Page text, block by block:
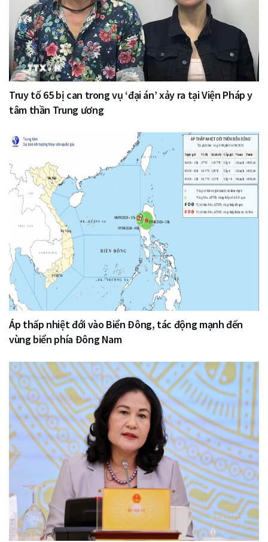
Truy tố 65 bị can trong vụ ‘đại án’ xảy ra tại Viện Pháp y
tâm thần Trung ương
Áp thấp nhiệt đới vào Biển Đông, tác động mạnh đến
vùng biển phía Đông Nam